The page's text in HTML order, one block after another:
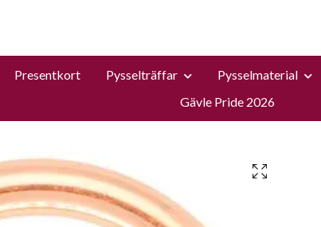
Presentkort Pysselträffar Pysselmaterial
Gävle Pride 2026